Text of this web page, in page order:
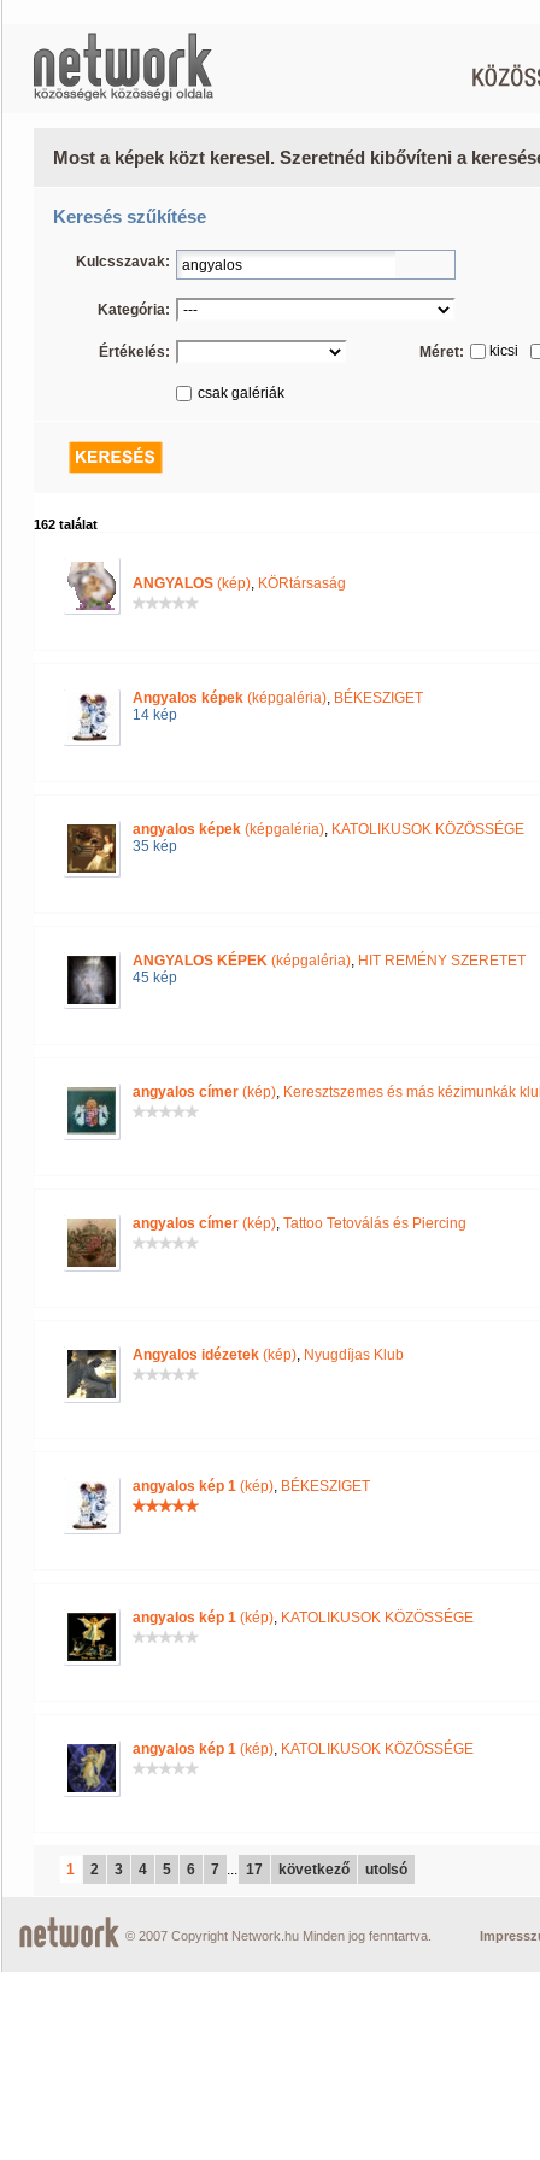
Most a képek közt keresel. Szeretnéd kibővíteni a
Keresés szűkítése
Kulcsszavak:
Kategória:
Értékelés: Méret: kicsi
csak galériák
162 találat
ANGYALOS (kép), KÖRtársaság
Angyalos képek (képgaléria), BÉKESZIGET
14 kép
angyalos képek (képgaléria), KATOLIKUSOK KÖZÖSSÉGE
35 kép
ANGYALOS KÉPEK (képgaléria), HIT REMÉNY SZERETET
45 kép
angyalos címer (kép), Keresztszemes és más kézimunkák
angyalos címer (kép), Tattoo Tetoválás és Piercing
Angyalos idézetek (kép), Nyugdíjas Klub
angyalos kép 1 (kép), BÉKESZIGET
angyalos kép 1 (kép), KATOLIKUSOK KÖZÖSSÉGE
angyalos kép 1 (kép), KATOLIKUSOK KÖZÖSSÉGE
1 2 3 4 5 6 7 ... 17 következő utolsó
© 2007 Copyright Network.hu Minden jog fenntartva.